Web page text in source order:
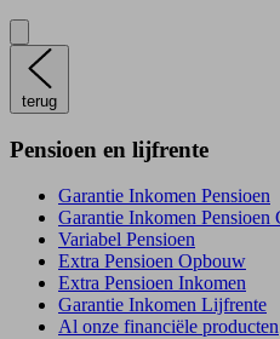
terug
Pensioen en lijfrente
Garantie Inkomen Pensioen
Garantie Inkomen Pensioen
Variabel Pensioen
Extra Pensioen Opbouw
Extra Pensioen Inkomen
Garantie Inkomen Lijfrente
Al onze financiële producten